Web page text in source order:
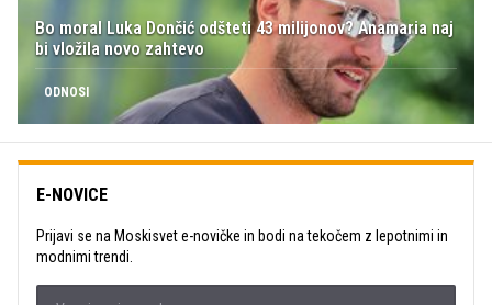
Bo moral Luka Dončić odšteti 43 milijonov? Anamaria naj
bi vložila novo zahtevo
ODNOSI
E-NOVICE
Prijavi se na Moskisvet e-novičke in bodi na tekočem z lepotnimi in
modnimi trendi.